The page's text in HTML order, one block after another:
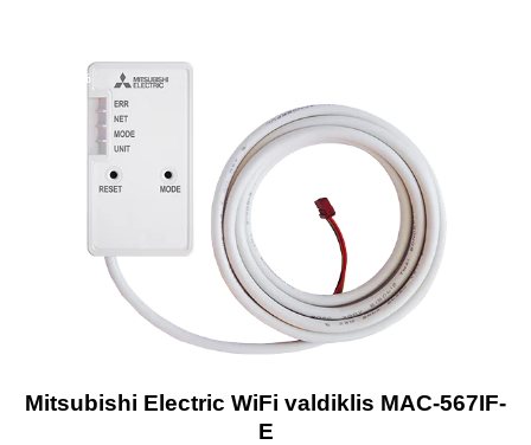
-25%
Mitsubishi Electric WiFi valdiklis MAC-567IF-
E